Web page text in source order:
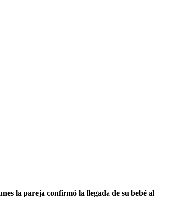
la pareja confirmó la llegada de su bebé al